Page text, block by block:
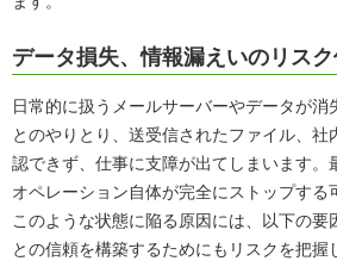
データ損失、情報漏えいのリス
日常的に扱うメールサーバーやデータが消
とのやりとり、送受信されたファイル、社
認できず、仕事に支障が出てしまいます。
オペレーション自体が完全にストップする
このような状態に陥る原因には、以下の要
との信頼を構築するためにもリスクを把握